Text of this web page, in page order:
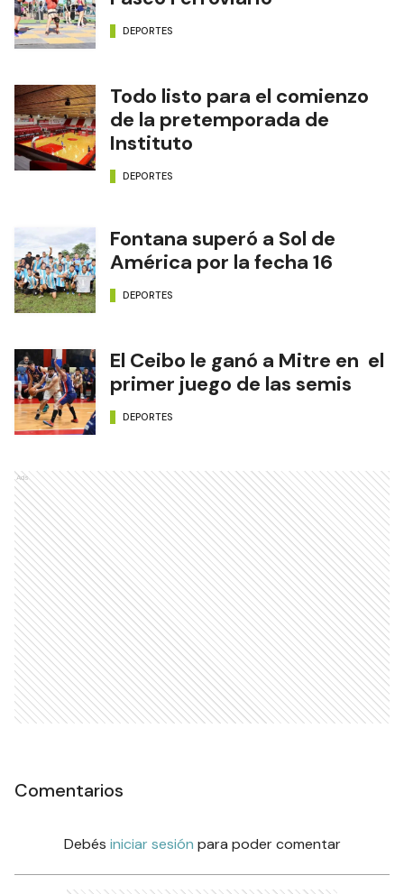
DEPORTES
Todo listo para el comienzo
de la pretemporada de
Instituto
DEPORTES
Fontana superó a Sol de
América por la fecha 16
DEPORTES
El Ceibo le ganó a Mitre en el
primer juego de las semis
DEPORTES
Ads
Comentarios
Debés iniciar sesión para poder comentar